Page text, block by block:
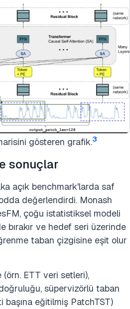
gösteren grafik.3
sonuçlar
açık benchmark'larda saf
değerlendirdi. Monash
çoğu istatistiksel modeli
bırakır ve hedef seri üzerinde
taban çizgisine eşit olur
ETT veri setleri),
doğruluğu, süpervizörlü taban
başına eğitilmiş PatchTST)